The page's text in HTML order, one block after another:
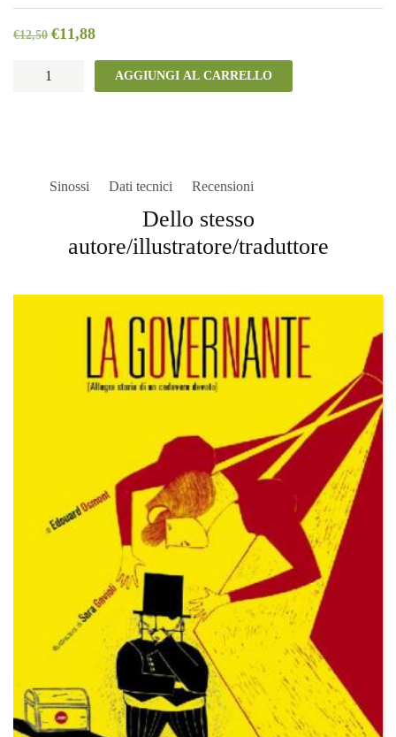
€12,50 €11,88
AGGIUNGI AL CARRELLO
Sinossi Dati tecnici Recensioni
Dello stesso
autore/illustratore/traduttore